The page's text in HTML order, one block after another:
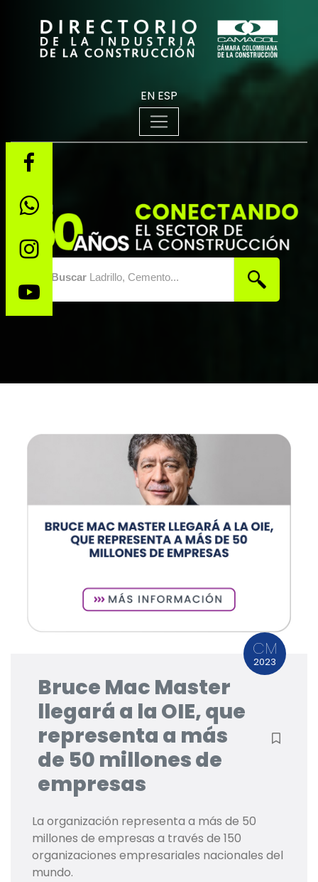
EN ESP
BuscarLadrillo, Cemento...
CM
2023
Bruce Mac Master
llegará a la OIE, que
representa a más
de 50 millones de
empresas
La organización representa a más de 50
millones de empresas a través de 150
organizaciones empresariales nacionales del
mundo.